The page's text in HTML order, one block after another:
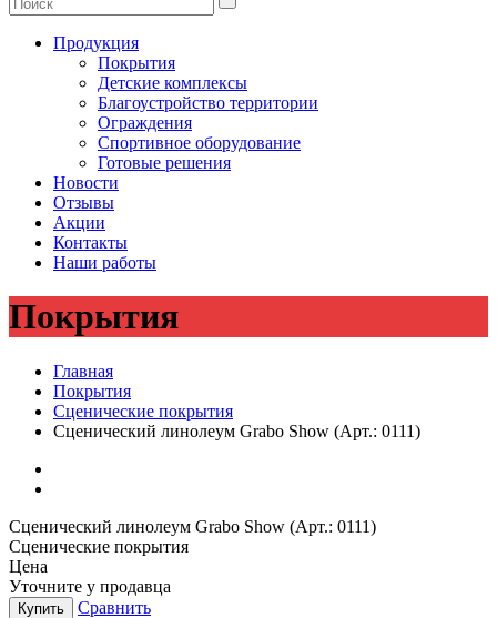
Продукция
Покрытия
Детские комплексы
Благоустройство территории
Ограждения
Спортивное оборудование
Готовые решения
Новости
Отзывы
Акции
Контакты
Наши работы
Покрытия
Главная
Покрытия
Сценические покрытия
Сценический линолеум Grabo Show (Арт.: 0111)
Сценический линолеум Grabo Show (Арт.: 0111)
Сценические покрытия
Цена
Уточните у продавца
Купить
Сравнить